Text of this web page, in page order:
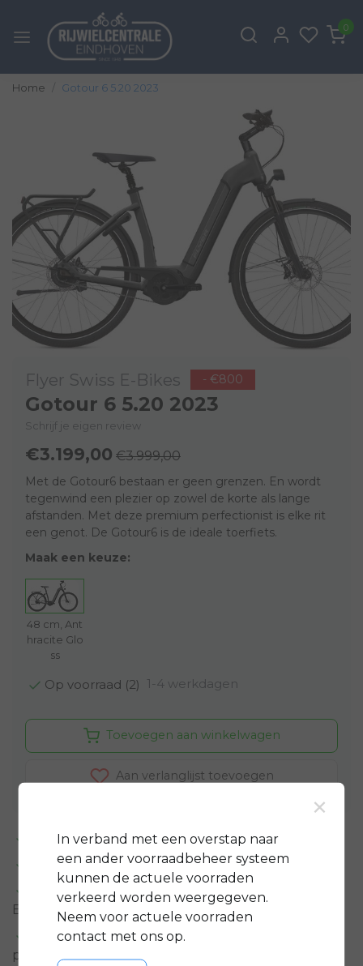
0
Home Gotour 6 5.20 2023
Flyer Swiss E-Bikes - €800
Gotour 6 5.20 2023
Schrijf je eigen review
€3.199,00 €3.999,00
Met de Gotour6 bestaan er geen grenzen. En wordt
tegenwind een plezier op zowel de korte als lange
afstanden. Met deze premium perfectionist is elke rit
een genot. De Gotour6 is de ideale toerfiets.
Maak een keuze:
48 cm, Ant
hracite Glo
ss
Op voorraad (2) 1-4 werkdagen
Toevoegen aan winkelwagen
Aan verlanglijst toevoegen
Standaard 3 jaargarantie op bijna alle fietsen
GRATISservicepakket t.w.v. minimaal € 150,-
Gratis rijklare
bezorging in regio groot
Eindhoven
Meer informatie?Neem contact op over dit
product
×
In verband met een overstap naar
een ander voorraadbeheer systeem
kunnen de actuele voorraden
verkeerd worden weergegeven.
Neem voor actuele voorraden
contact met ons op.